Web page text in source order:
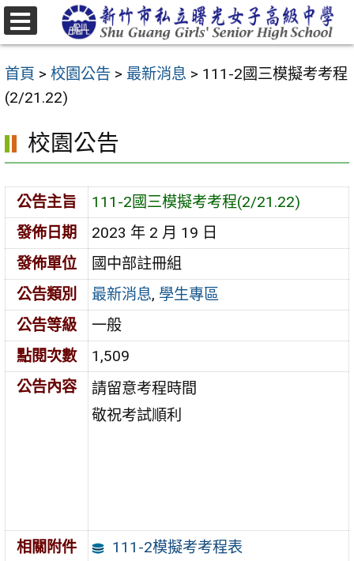
跳
至
要
內
區
首頁 > 校園公告 > 最新消息 > 111-2國三模擬考考程
(2/21.22)
校園公告
公告主旨
111-2國三模擬考考程(2/21.22)
發佈日期
2023 年 2 月 19 日
發佈單位
國中部註冊組
公告類別
最新消息, 學生專區
公告等級
一般
點閱次數
1,509
公告內容
請留意考程時間
敬祝考試順利
相關附件 111-2模擬考考程表
選
單